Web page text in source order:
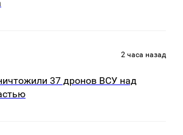
2 часа назад
37 дронов ВСУ над